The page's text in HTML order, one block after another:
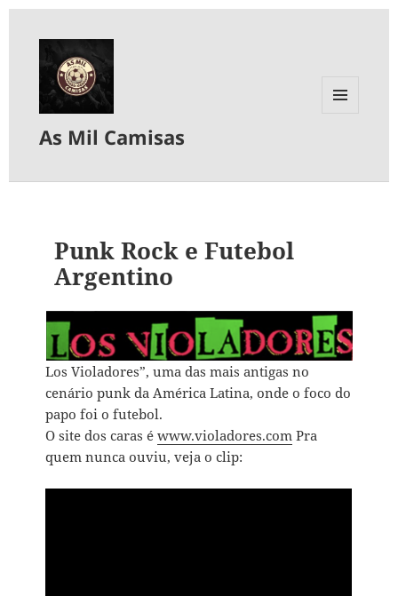
As Mil Camisas
Punk Rock e Futebol
Argentino
Los Violadores”, uma das mais antigas no
cenário punk da América Latina, onde o foco do
papo foi o futebol.
O site dos caras éwww.violadores.com Pra
quem nunca ouviu, veja o clip: